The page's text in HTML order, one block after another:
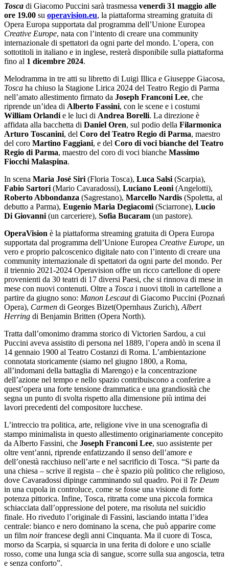
Tosca di Giacomo Puccini sarà trasmessa venerdì 31 maggio alle
ore 19.00 su operavision.eu, la piattaforma streaming gratuita di
Opera Europa supportata dal programma dell’Unione Europea
Creative Europe, nata con l’intento di creare una community
internazionale di spettatori da ogni parte del mondo. L’opera, con
sottotitoli in italiano e in inglese, resterà disponibile sulla piattaforma
fino al 1 dicembre 2024.
Melodramma in tre atti su libretto di Luigi Illica e Giuseppe Giacosa,
Tosca ha chiuso la Stagione Lirica 2024 del Teatro Regio di Parma
nell’amato allestimento firmato da Joseph Franconi Lee, che
riprende un’idea di Alberto Fassini, con le scene e i costumi
William Orlandi e le luci di Andrea Borelli. La direzione è
affidata alla bacchetta di Daniel Oren, sul podio della Filarmonica
Arturo Toscanini, del Coro del Teatro Regio di Parma, maestro
del coro Martino Faggiani, e del Coro di voci bianche del Teatro
Regio di Parma, maestro del coro di voci bianche Massimo
Fiocchi Malaspina.
In scena Maria José Siri (Floria Tosca), Luca Salsi (Scarpia),
Fabio Sartori (Mario Cavaradossi), Luciano Leoni (Angelotti),
Roberto Abbondanza (Sagrestano), Marcello Nardis (Spoletta, al
debutto a Parma), Eugenio Maria Degiacomi (Sciarrone), Lucio
Di Giovanni (un carceriere), Sofia Bucaram (un pastore).
OperaVision è la piattaforma streaming gratuita di Opera Europa
supportata dal programma dell’Unione Europea Creative Europe, un
vero e proprio palcoscenico digitale nato con l’intento di creare una
community internazionale di spettatori da ogni parte del mondo. Per
il triennio 2021-2024 Operavision offre un ricco cartellone di opere
provenienti da 30 teatri di 17 diversi Paesi, che si rinnova di mese in
mese con nuovi contenuti. Oltre a Tosca i nuovi titoli in cartellone a
partire da giugno sono: Manon Lescautdi Giacomo Puccini (Poznań
Opera), Carmen di Georges Bizet(Opernhaus Zurich), Albert
Herring di Benjamin Britten (Opera North).
Tratta dall’omonimo dramma storico di Victorien Sardou, a cui
Puccini aveva assistito di persona nel 1889, l’opera andò in scena il
14 gennaio 1900 al Teatro Costanzi di Roma. L’ambientazione
connotata storicamente (siamo nel giugno 1800, a Roma,
all’indomani della battaglia di Marengo) e la concentrazione
dell’azione nel tempo e nello spazio contribuiscono a conferire a
quest’opera una forte tensione drammatica e una grandiosità che
segna un punto di svolta rispetto alla dimensione più intima dei
lavori precedenti del compositore lucchese.
L’intreccio tra politica, arte, religione vive in una scenografia di
stampo minimalista in questo allestimento originariamente concepito
da Alberto Fassini, che Joseph Franconi Lee, suo assistente per
oltre vent’anni, riprende enfatizzando il senso dell’amore e
dell’onestà racchiuso nell’arte e nel sacrificio di Tosca. “Si parte da
una chiesa – scrive il regista – che è spazio più politico che religioso,
dove Cavaradossi dipinge camminando sul quadro. Poi il Te Deum
in una cupola in controluce, come se fosse una visione di forte
potenza pittorica. Infine, Tosca, ritratta come una piccola formica
schiacciata dall’oppressione del potere, ma risoluta nel suicidio
finale. Ho riveduto l’originale di Fassini, lasciando intatta l’idea
centrale: bianco e nero dominano la scena, che può apparire come
un film noirfrancese degli anni Cinquanta. Ma il cuore di Tosca,
morso da Scarpia, si squarcia in una ferita di dolore e uno scialle
rosso, come una lunga scia di sangue, scorre sulla sua angoscia, tetra
e senza conforto”.